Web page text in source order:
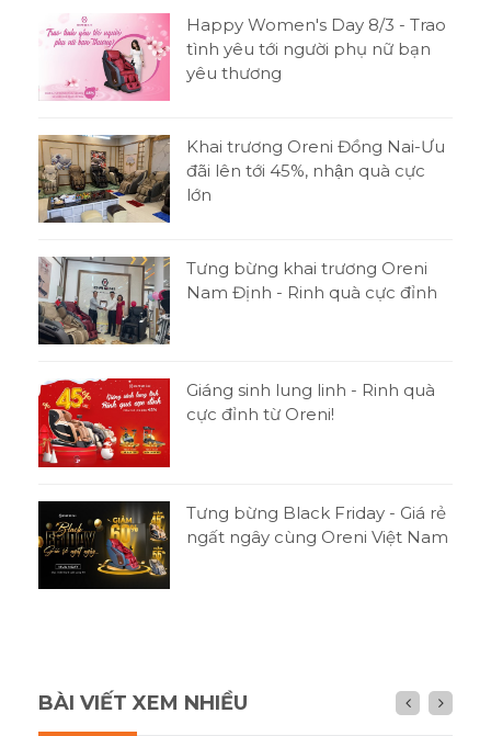
Happy Women's Day 8/3 - Trao
tình yêu tới người phụ nữ bạn
yêu thương
Khai trương Oreni Đồng Nai-Ưu
đãi lên tới 45%, nhận quà cực
lớn
Tưng bừng khai trương Oreni
Nam Định - Rinh quà cực đỉnh
Giáng sinh lung linh - Rinh quà
cực đỉnh từ Oreni!
Tưng bừng Black Friday - Giá rẻ
ngất ngây cùng Oreni Việt Nam
BÀI VIẾT XEM NHIỀU